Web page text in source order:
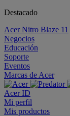
Destacado
Acer Nitro Blaze 11
Negocios
Educación
Soporte
Eventos
Marcas de Acer
Acer ID
Mi perfil
Mis productos